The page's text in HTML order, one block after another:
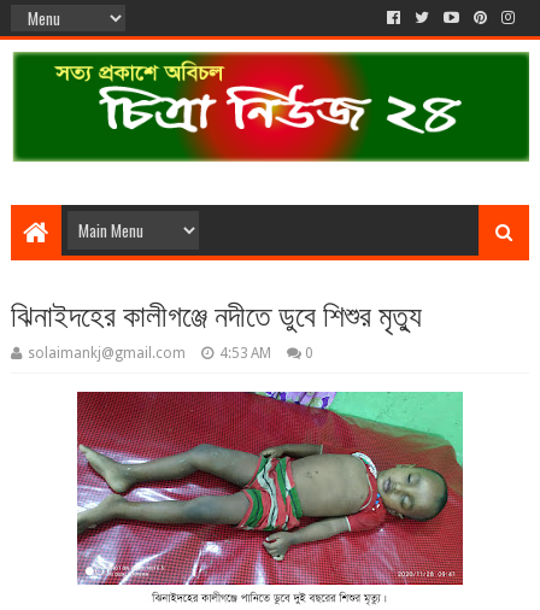
ঝিনাইদহের কালীগঞ্জে নদীতে ডুবে শিশুর মৃত্যু
solaimankj@gmail.com 4:53 AM 0